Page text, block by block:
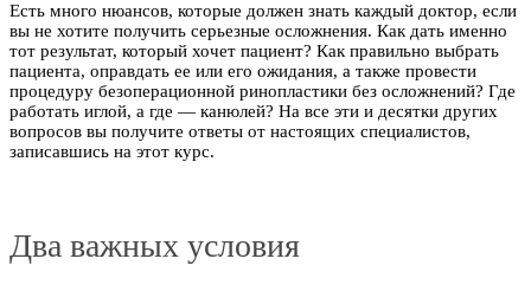
Есть много нюансов, которые должен знать каждый доктор, если
вы не хотите получить серьезные осложнения. Как дать именно
тот результат, который хочет пациент? Как правильно выбрать
пациента, оправдать ее или его ожидания, а также провести
процедуру безоперационной ринопластики без осложнений? Где
работать иглой, а где — канюлей? На все эти и десятки других
вопросов вы получите ответы от настоящих специалистов,
записавшись на этот курс.
Два важных условия